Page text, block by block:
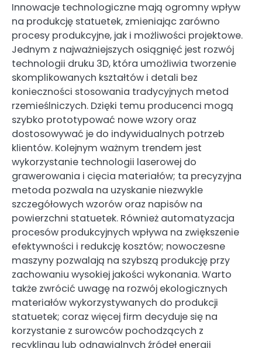
Innowacje technologiczne mają ogromny wpływ
na produkcję statuetek, zmieniając zarówno
procesy produkcyjne, jak i możliwości projektowe.
Jednym z najważniejszych osiągnięć jest rozwój
technologii druku 3D, która umożliwia tworzenie
skomplikowanych kształtów i detali bez
konieczności stosowania tradycyjnych metod
rzemieślniczych. Dzięki temu producenci mogą
szybko prototypować nowe wzory oraz
dostosowywać je do indywidualnych potrzeb
klientów. Kolejnym ważnym trendem jest
wykorzystanie technologii laserowej do
grawerowania i cięcia materiałów; ta precyzyjna
metoda pozwala na uzyskanie niezwykle
szczegółowych wzorów oraz napisów na
powierzchni statuetek. Również automatyzacja
procesów produkcyjnych wpływa na zwiększenie
efektywności i redukcję kosztów; nowoczesne
maszyny pozwalają na szybszą produkcję przy
zachowaniu wysokiej jakości wykonania. Warto
także zwrócić uwagę na rozwój ekologicznych
materiałów wykorzystywanych do produkcji
statuetek; coraz więcej firm decyduje się na
korzystanie z surowców pochodzących z
recyklingu lub odnawialnych źródeł energii